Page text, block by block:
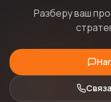
Разберу ваш